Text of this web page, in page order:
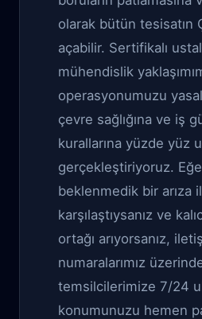
olarak bütün tesisatın
açabilir. Sertifikalı
mühendislik
operasyonumuzu
çevre sağlığına ve iş
kurallarına yüzde yüz
gerçekleştiriyoruz.
beklenmedik bir arıza
karşılaştıysanız ve
ortağı arıyorsanız,
numaralarımız
temsilcilerimize 7/24
konumunuzu hemen